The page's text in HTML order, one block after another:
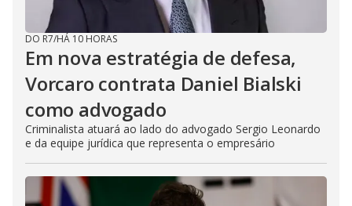
DO R7/HÁ 10 HORAS
Em nova estratégia de defesa,
Vorcaro contrata Daniel Bialski
como advogado
Criminalista atuará ao lado do advogado Sergio Leonardo
e da equipe jurídica que representa o empresário